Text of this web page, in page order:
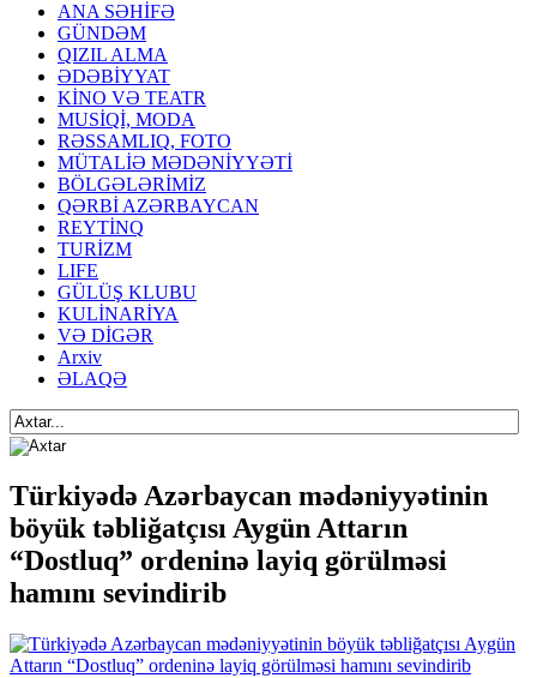
ANA SƏHİFƏ
GÜNDƏM
QIZIL ALMA
ƏDƏBİYYAT
KİNO VƏ TEATR
MUSİQİ, MODA
RƏSSAMLIQ, FOTO
MÜTALİƏ MƏDƏNİYYƏTİ
BÖLGƏLƏRİMİZ
QƏRBİ AZƏRBAYCAN
REYTİNQ
TURİZM
LIFE
GÜLÜŞ KLUBU
KULİNARİYA
VƏ DİGƏR
Arxiv
ƏLAQƏ
Türkiyədə Azərbaycan mədəniyyətinin
böyük təbliğatçısı Aygün Attarın
“Dostluq” ordeninə layiq görülməsi
hamını sevindirib